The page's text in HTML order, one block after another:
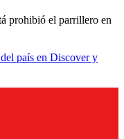
prohibió el parrillero en
país en Discover y